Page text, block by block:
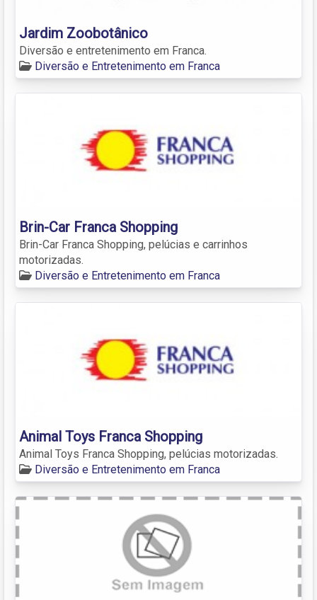
Jardim Zoobotânico
Diversão e entretenimento em Franca.
Diversão e Entretenimento em Franca
Brin-Car Franca Shopping
Brin-Car Franca Shopping, pelúcias e carrinhos
motorizadas.
Diversão e Entretenimento em Franca
Animal Toys Franca Shopping
Animal Toys Franca Shopping, pelúcias motorizadas.
Diversão e Entretenimento em Franca